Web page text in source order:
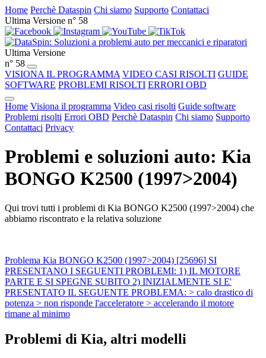
Home Perchè Dataspin Chi siamo Supporto Contattaci
Ultima Versione n° 58
Ultima Versione
n° 58
VISIONA IL PROGRAMMA VIDEO CASI RISOLTI GUIDE
SOFTWARE PROBLEMI RISOLTI ERRORI OBD
Home Visiona il programma Video casi risolti Guide software
Problemi risolti Errori OBD Perchè Dataspin Chi siamo Supporto
Contattaci Privacy
Problemi e soluzioni auto: Kia
BONGO K2500 (1997>2004)
Qui trovi tutti i problemi di Kia BONGO K2500 (1997>2004) che
abbiamo riscontrato e la relativa soluzione
Problema Kia BONGO K2500 (1997>2004) [25696] SI
PRESENTANO I SEGUENTI PROBLEMI: 1) IL MOTORE
PARTE E SI SPEGNE SUBITO 2) INIZIALMENTE SI E'
PRESENTATO IL SEGUENTE PROBLEMA: > calo drastico di
potenza > non risponde l'acceleratore > accelerando il motore
rimane al minimo
Problemi di Kia, altri modelli